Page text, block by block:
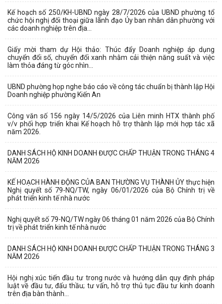
Kế hoạch số 250/KH-UBND ngày 28/7/2026 của UBND phường tổ
chức hội nghị đối thoại giữa lãnh đạo Ủy ban nhân dân phường với
các doanh nghiệp trên địa...
Giấy mời tham dự Hội thảo: Thúc đẩy Doanh nghiệp áp dụng
chuyển đổi số, chuyển đổi xanh nhằm cải thiện năng suất và việc
làm thỏa đáng từ góc nhìn...
UBND phường họp nghe báo cáo về công tác chuẩn bị thành lập Hội
Doanh nghiệp phường Kiến An
Công văn số 156 ngày 14/5/2026 của Liên minh HTX thành phố
v/v phối hợp triển khai Kế hoạch hỗ trợ thành lập mới hợp tác xã
năm 2026.
DANH SÁCH HỘ KINH DOANH ĐƯỢC CHẤP THUẬN TRONG THÁNG 4
NĂM 2026
KẾ HOẠCH HÀNH ĐỘNG CỦA BAN THƯỜNG VỤ THÀNH ỦY thực hiện
Nghị quyết số 79-NQ/TW, ngày 06/01/2026 của Bộ Chính trị về
phát triển kinh tế nhà nước
Nghị quyết số 79-NQ/TW ngày 06 tháng 01 năm 2026 của Bộ Chính
trị về phát triển kinh tế nhà nước
DANH SÁCH HỘ KINH DOANH ĐƯỢC CHẤP THUẬN TRONG THÁNG 3
NĂM 2026
Hội nghị xúc tiến đầu tư trong nước và hướng dẫn quy định pháp
luật về đầu tư, đấu thầu; tư vấn, hỗ trợ thủ tục đầu tư kinh doanh
trên địa bàn thành...